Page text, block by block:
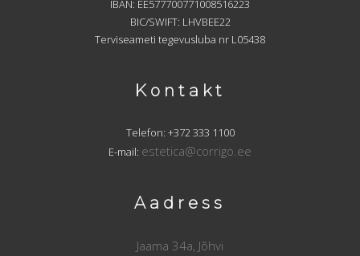
IBAN: EE577700771008516223
BIC/SWIFT: LHVBEE22
Terviseameti tegevusluba nr L05438
Kontakt
Telefon: +372 333 1100
E-mail: estetica@corrigo.ee
Aadress
Jaama 34a, Jõhvi